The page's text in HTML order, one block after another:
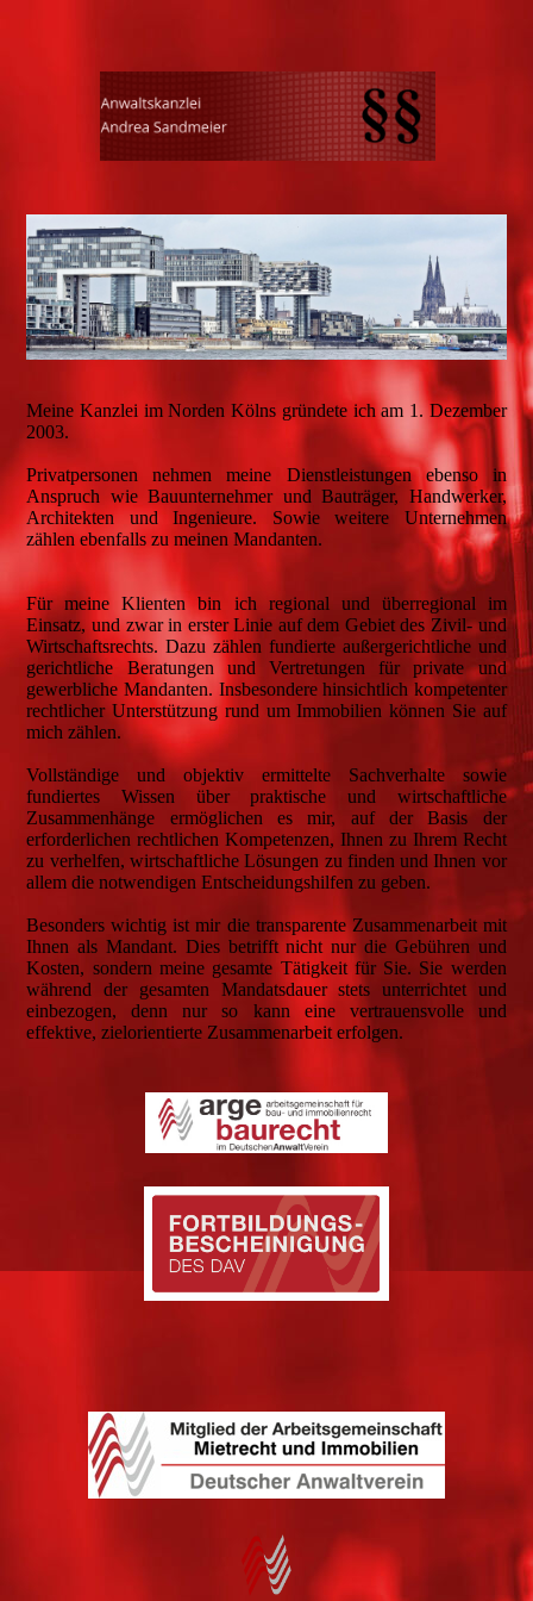
Meine Kanzlei im Norden Kölns gründete ich am 1. Dezember
2003.
Privatpersonen nehmen meine Dienstleistungen ebenso in
Anspruch wie Bauunternehmer und Bauträger, Handwerker,
Architekten und Ingenieure. Sowie weitere Unternehmen
zählen ebenfalls zu meinen Mandanten.
Für meine Klienten bin ich regional und überregional im
Einsatz, und zwar in erster Linie auf dem Gebiet des Zivil- und
Wirtschaftsrechts. Dazu zählen fundierte außergerichtliche und
gerichtliche Beratungen und Vertretungen für private und
gewerbliche Mandanten. Insbesondere hinsichtlich kompetenter
rechtlicher Unterstützung rund um Immobilien können Sie auf
mich zählen.
Vollständige und objektiv ermittelte Sachverhalte sowie
fundiertes Wissen über praktische und wirtschaftliche
Zusammenhänge ermöglichen es mir, auf der Basis der
erforderlichen rechtlichen Kompetenzen, Ihnen zu Ihrem Recht
zu verhelfen, wirtschaftliche Lösungen zu finden und Ihnen vor
allem die notwendigen Entscheidungshilfen zu geben.
Besonders wichtig ist mir die transparente Zusammenarbeit mit
Ihnen als Mandant. Dies betrifft nicht nur die Gebühren und
Kosten, sondern meine gesamte Tätigkeit für Sie. Sie werden
während der gesamten Mandatsdauer stets unterrichtet und
einbezogen, denn nur so kann eine vertrauensvolle und
effektive, zielorientierte Zusammenarbeit erfolgen.